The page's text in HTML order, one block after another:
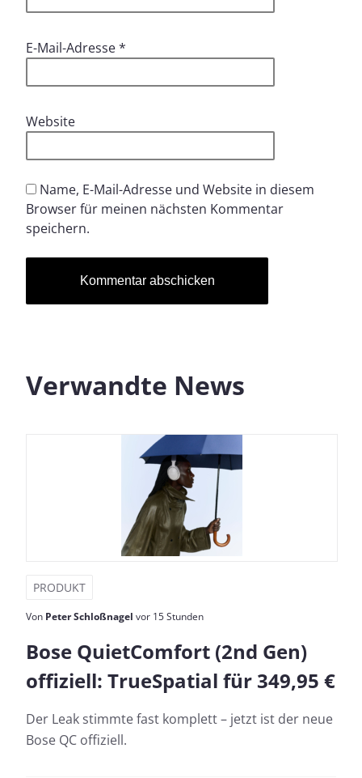
E-Mail-Adresse*
Website
Name, E-Mail-Adresse und Website in diesem
Browser für meinen nächsten Kommentar
speichern.
Verwandte News
PRODUKT
Von Peter Schloßnagel vor 15 Stunden
Bose QuietComfort (2nd Gen)
offiziell: TrueSpatial für 349,95 €
Der Leak stimmte fast komplett – jetzt ist der neue
Bose QC offiziell.